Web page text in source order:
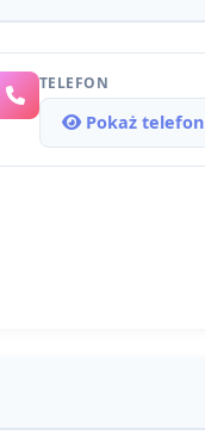
TELEFON
Pokaż telefon